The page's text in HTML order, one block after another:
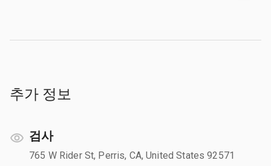
추가 정보
검사
765 W Rider St, Perris, CA, United States 92571